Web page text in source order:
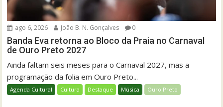
ago 6, 2026 João B. N. Gonçalves 0
Banda Eva retorna ao Bloco da Praia no Carnaval
de Ouro Preto 2027
Ainda faltam seis meses para o Carnaval 2027, mas a
programação da folia em Ouro Preto...
Agenda Cultural Cultura Destaque Música Ouro Preto